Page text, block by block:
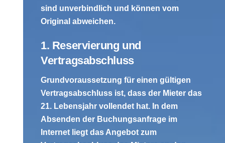
sind unverbindlich und können vom
Original abweichen.
1. Reservierung und
Vertragsabschluss
Grundvoraussetzung für einen gültigen
Vertragsabschluss ist, dass der Mieter das
21. Lebensjahr vollendet hat. In dem
Absenden der Buchungsanfrage im
Internet liegt das Angebot zum